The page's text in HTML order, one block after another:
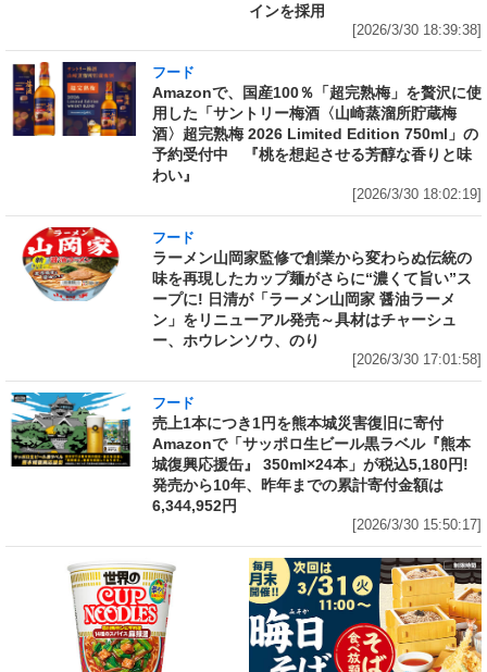
インを採用
[2026/3/30 18:39:38]
フード
Amazonで、国産100％「超完熟梅」を贅沢に使
用した「サントリー梅酒〈山崎蒸溜所貯蔵梅
酒〉超完熟梅 2026 Limited Edition 750ml」の
予約受付中 『桃を想起させる芳醇な香りと味
わい』
[2026/3/30 18:02:19]
フード
ラーメン山岡家監修で創業から変わらぬ伝統の
味を再現したカップ麺がさらに“濃くて旨い”ス
ープに! 日清が「ラーメン山岡家 醤油ラーメ
ン」をリニューアル発売～具材はチャーシュ
ー、ホウレンソウ、のり
[2026/3/30 17:01:58]
フード
売上1本につき1円を熊本城災害復旧に寄付
Amazonで「サッポロ生ビール黒ラベル『熊本
城復興応援缶』 350ml×24本」が税込5,180円!
発売から10年、昨年までの累計寄付金額は
6,344,952円
[2026/3/30 15:50:17]